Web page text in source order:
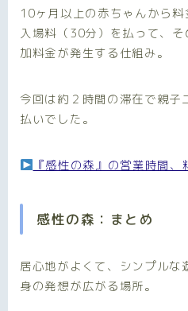
10ヶ月以上の赤ちゃんから料
入場料（30分）を払って、
加料金が発生する仕組み。
今回は約２時間の滞在で親
払いでした。
『感性の森』の営業時間
感性の森：まとめ
居心地がよくて、シンプルな
身の発想が広がる場所。